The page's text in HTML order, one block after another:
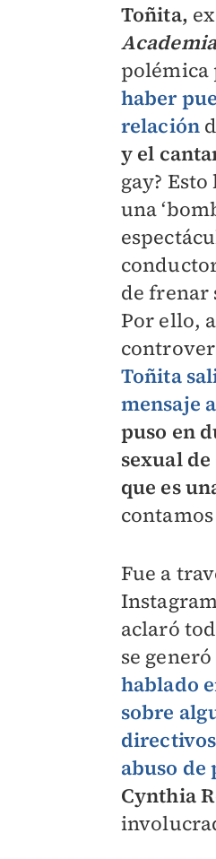
Toñita,
polémica
haber
relación
y el
gay?
una
de frenar
Por ello,
Toñita
mensaje
puso en
sexual de
que es
Fue a
aclaró
se generó
hablado
sobre
abuso de
Cynthia